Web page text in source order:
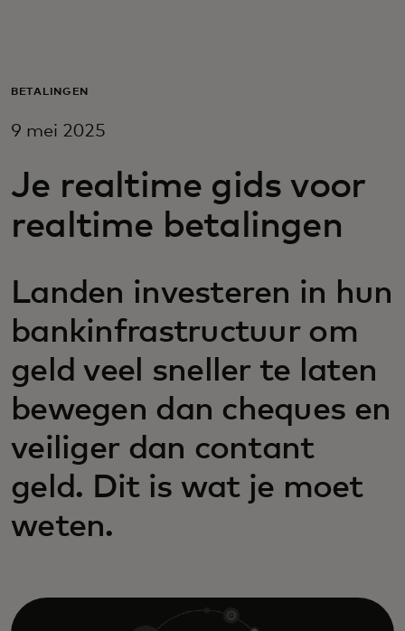
Voor bedrijven
Voor innovators
BETALINGEN
9 mei 2025
Je realtime gids voor
realtime betalingen
Landen investeren in hun
bankinfrastructuur om
geld veel sneller te laten
bewegen dan cheques en
veiliger dan contant
geld. Dit is wat je moet
weten.